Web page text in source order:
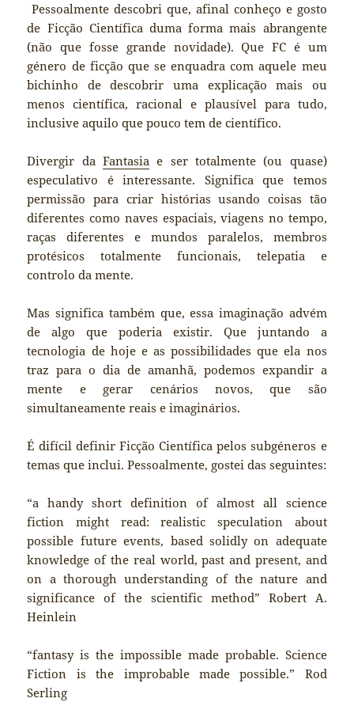
Pessoalmente descobri que, afinal conheço e gosto
de Ficção Científica duma forma mais abrangente
(não que fosse grande novidade). Que FC é um
género de ficção que se enquadra com aquele meu
bichinho de descobrir uma explicação mais ou
menos científica, racional e plausível para tudo,
inclusive aquilo que pouco tem de científico.
Divergir daFantasia e ser totalmente (ou quase)
especulativo é interessante. Significa que temos
permissão para criar histórias usando coisas tão
diferentes como naves espaciais, viagens no tempo,
raças diferentes e mundos paralelos, membros
protésicos totalmente funcionais, telepatia e
controlo da mente.
Mas significa também que, essa imaginação advém
de algo que poderia existir. Que juntando a
tecnologia de hoje e as possibilidades que ela nos
traz para o dia de amanhã, podemos expandir a
mente e gerar cenários novos, que são
simultaneamente reais e imaginários.
É difícil definir Ficção Científica pelos subgéneros e
temas que inclui. Pessoalmente, gostei das seguintes:
“a handy short definition of almost all science
fiction might read: realistic speculation about
possible future events, based solidly on adequate
knowledge of the real world, past and present, and
on a thorough understanding of the nature and
significance of the scientific method” Robert A.
Heinlein
“fantasy is the impossible made probable. Science
Fiction is the improbable made possible.” Rod
Serling